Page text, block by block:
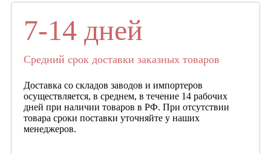
7-14 дней
Средний срок доставки заказных товаров
Доставка со складов заводов и импортеров
осуществляется, в среднем, в течение 14 рабочих
дней при наличии товаров в РФ. При отсутствии
товара сроки поставки уточняйте у наших
менеджеров.